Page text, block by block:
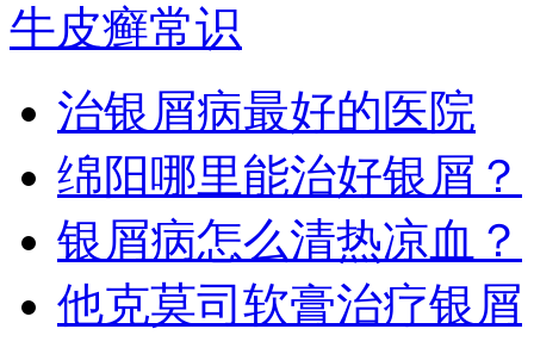
牛皮癣常识
治银屑病最好的医院
绵阳哪里能治好银屑？
银屑病怎么清热凉血？
他克莫司软膏治疗银屑